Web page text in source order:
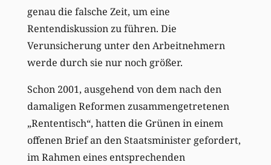
genau die falsche Zeit, um eine
Rentendiskussion zu führen. Die
Verunsicherung unter den Arbeitnehmern
werde durch sie nur noch größer.
Schon 2001, ausgehend von dem nach den
damaligen Reformen zusammengetretenen
„Rententisch“, hatten die Grünen in einem
offenen Brief an den Staatsminister gefordert,
im Rahmen eines entsprechenden